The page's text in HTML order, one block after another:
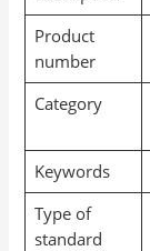
Product
number
Category
Keywords
Type of
standard